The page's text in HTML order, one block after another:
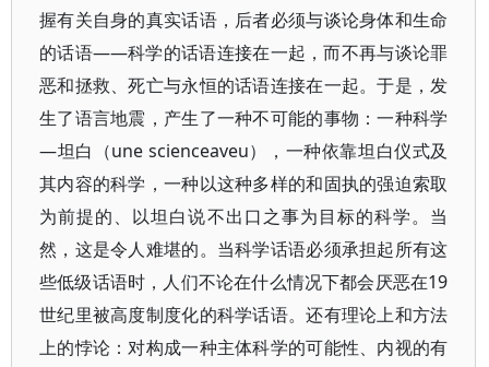
握有关自身的真实话语，后者必须与谈论身体和生命
的话语——科学的话语连接在一起，而不再与谈论罪
恶和拯救、死亡与永恒的话语连接在一起。于是，发
生了语言地震，产生了一种不可能的事物：一种科学
—坦白（une scienceaveu），一种依靠坦白仪式及
其内容的科学，一种以这种多样的和固执的强迫索取
为前提的、以坦白说不出口之事为目标的科学。当
然，这是令人难堪的。当科学话语必须承担起所有这
些低级话语时，人们不论在什么情况下都会厌恶在19
世纪里被高度制度化的科学话语。还有理论上和方法
上的悖论：对构成一种主体科学的可能性、内视的有